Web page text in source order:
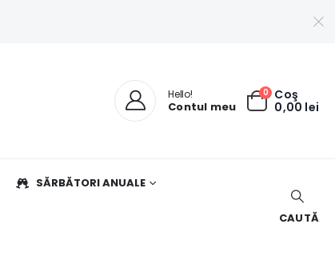
Hello!
Contul meu
0 Coş
0,00 lei
SĂRBĂTORI ANUALE
CAUTĂ